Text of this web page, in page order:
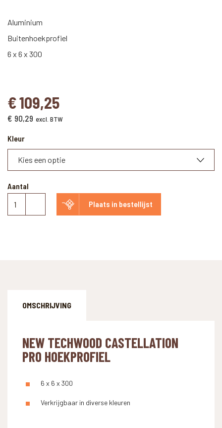
Aluminium
Buitenhoekprofiel
6 x 6 x 300
€109,25
€ 90,29 excl. BTW
Kleur
Aantal
New
Techwood
Plaats in bestellijst
OMSCHRIJVING
NEW TECHWOOD CASTELLATION
PRO HOEKPROFIEL
6 x 6 x 300
Verkrijgbaar in diverse kleuren